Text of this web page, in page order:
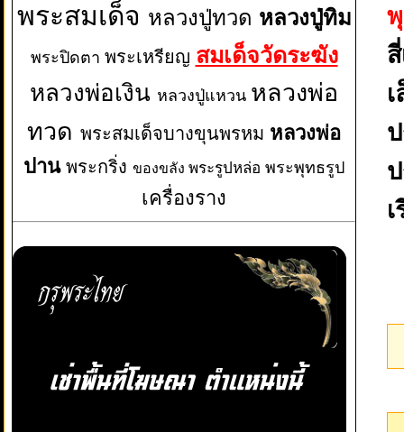
พระสมเด็จ หลวงปู่ทวด หลวงปู่ทิม
พระปิดตา พระเหรียญ สมเด็จวัดระฆัง
หลวงพ่อเงิน หลวงปู่แหวน หลวงพ่อ
ทวด พระสมเด็จบางขุนพรหม หลวงพ่อ
ปาน พระกริ่ง ของขลัง พระรูปหล่อ พระพุทธรูป
เครื่องราง